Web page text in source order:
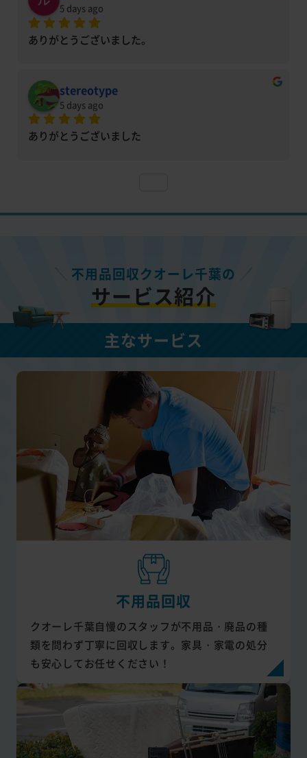
5 days ago
ありがとうございました。
stereotype
5 days ago
ありがとうございました
不用品回収クオーレ千葉の
サービス紹介
主なサービス
不用品回収
クオーレ千葉自慢のスタッフが不用品・廃品の種
類を問わず丁寧に回収します。家具・家電の処分
も安心してお任せください！